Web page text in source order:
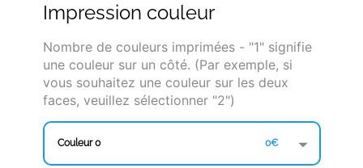
Impression couleur
Nombre de couleurs imprimées - "1" signifie
une couleur sur un côté. (Par exemple, si
vous souhaitez une couleur sur les deux
faces, veuillez sélectionner "2")
Couleur 0 0€